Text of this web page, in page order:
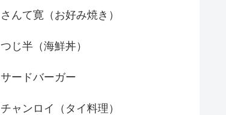
さんて寛（お好み焼き）
つじ半（海鮮丼）
サードバーガー
チャンロイ（タイ料理）